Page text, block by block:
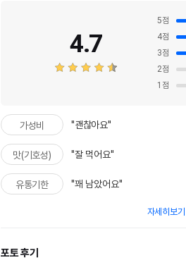
4.7
5점
4점
3점
2점
1 점
가성비 "괜찮아요"
맛(기호성) "잘 먹어요"
유통기한 "꽤 남았어요"
자세히보기
포토 후기